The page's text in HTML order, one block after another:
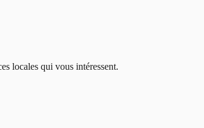
locales qui vous intéressent.